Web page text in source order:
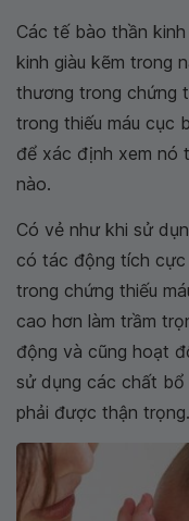
Các tế bào thần
kinh giàu kẽm trong
thương trong chứng
trong thiếu máu cục
để xác định xem nó
nào.
Có vẻ như khi sử
có tác động tích
trong chứng thiếu
cao hơn làm trầm
động và cũng hoạt
sử dụng các chất bổ
phải được thận trọng.